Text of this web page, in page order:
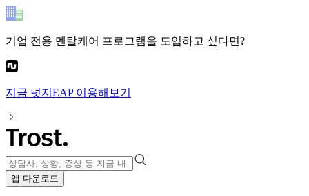
기업 전용 멘탈케어 프로그램을 도입하고 싶다면?
지금 넛지EAP이용해보기
앱 다운로드